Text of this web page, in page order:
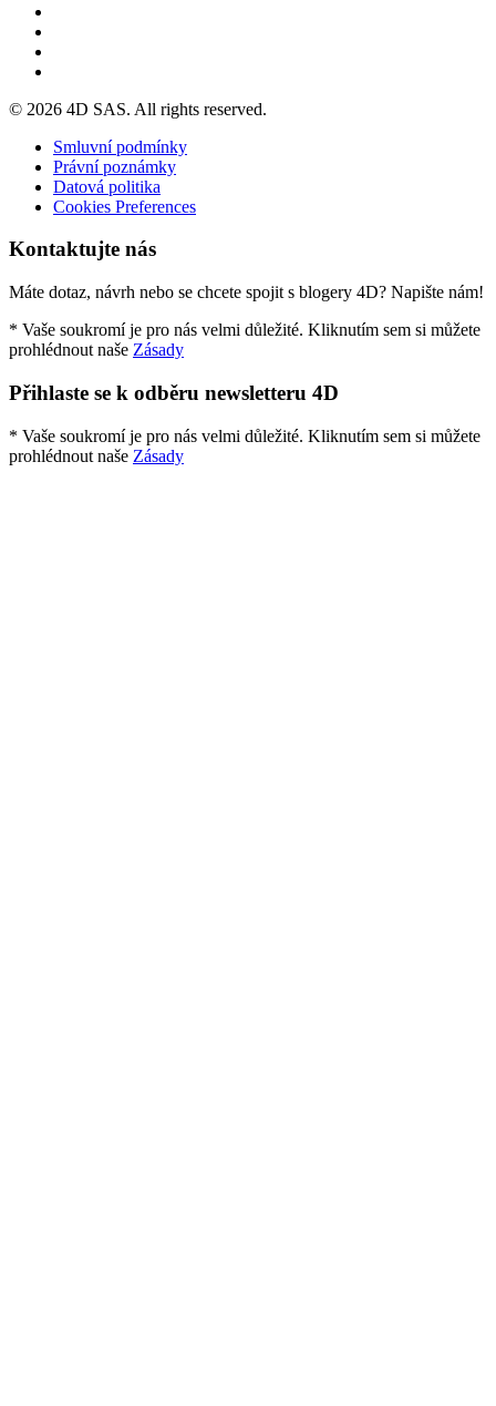
© 2026 4D SAS. All rights reserved.
Smluvní podmínky
Právní poznámky
Datová politika
Cookies Preferences
Kontaktujte nás
Máte dotaz, návrh nebo se chcete spojit s blogery 4D? Napište nám!
* Vaše soukromí je pro nás velmi důležité. Kliknutím sem si můžete
prohlédnout naše Zásady
Přihlaste se k odběru newsletteru 4D
* Vaše soukromí je pro nás velmi důležité. Kliknutím sem si můžete
prohlédnout naše Zásady